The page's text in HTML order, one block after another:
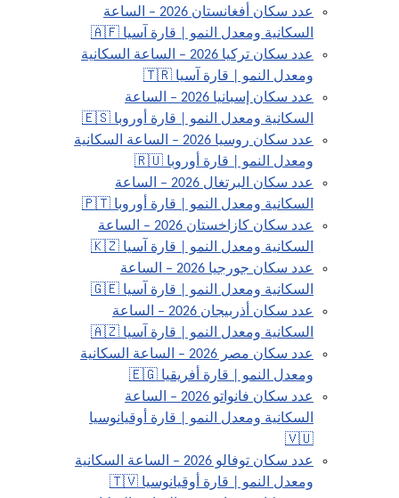
عدد سكان أفغانستان 2026 – الساعة
السكانية ومعدل النمو | قارة آسيا 🇦🇫
عدد سكان تركيا 2026 – الساعة السكانية
ومعدل النمو | قارة آسيا 🇹🇷
عدد سكان إسبانيا 2026 – الساعة
السكانية ومعدل النمو | قارة أوروبا 🇪🇸
عدد سكان روسيا 2026 – الساعة السكانية
ومعدل النمو | قارة أوروبا 🇷🇺
عدد سكان البرتغال 2026 – الساعة
السكانية ومعدل النمو | قارة أوروبا 🇵🇹
عدد سكان كازاخستان 2026 – الساعة
السكانية ومعدل النمو | قارة آسيا 🇰🇿
عدد سكان جورجيا 2026 – الساعة
السكانية ومعدل النمو | قارة آسيا 🇬🇪
عدد سكان أذربيجان 2026 – الساعة
السكانية ومعدل النمو | قارة آسيا 🇦🇿
عدد سكان مصر 2026 – الساعة السكانية
ومعدل النمو | قارة أفريقيا 🇪🇬
عدد سكان فانواتو 2026 – الساعة
السكانية ومعدل النمو | قارة أوقيانوسيا
🇻🇺
عدد سكان توفالو 2026 – الساعة السكانية
ومعدل النمو | قارة أوقيانوسيا 🇹🇻